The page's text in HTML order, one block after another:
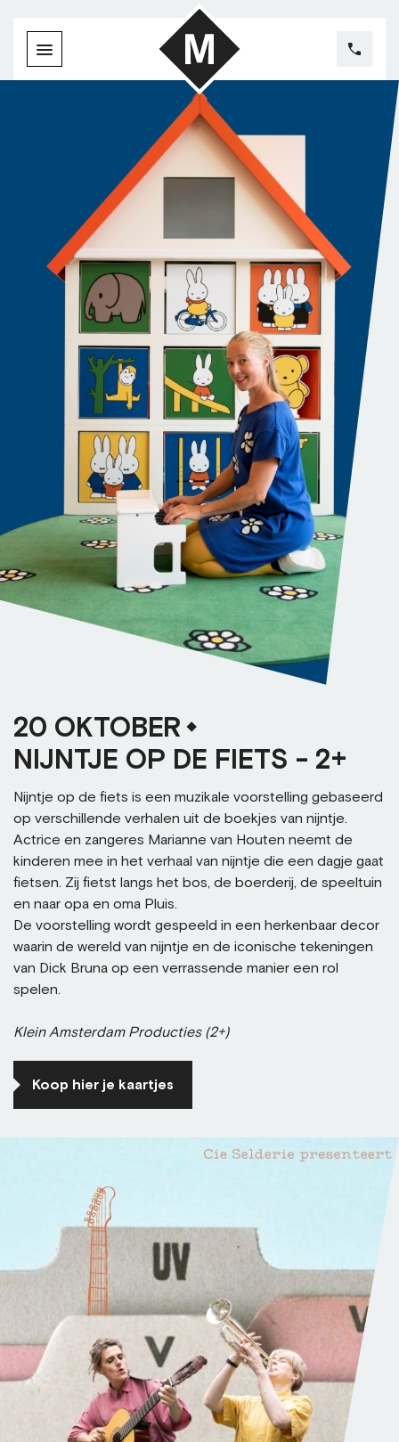
20 OKTOBER
NIJNTJE OP DE FIETS - 2+
Nijntje op de fiets is een muzikale voorstelling gebaseerd
op verschillende verhalen uit de boekjes van nijntje.
Actrice en zangeres Marianne van Houten neemt de
kinderen mee in het verhaal van nijntje die een dagje gaat
fietsen. Zij fietst langs het bos, de boerderij, de speeltuin
en naar opa en oma Pluis.
De voorstelling wordt gespeeld in een herkenbaar decor
waarin de wereld van nijntje en de iconische tekeningen
van Dick Bruna op een verrassende manier een rol
spelen.
Klein Amsterdam Producties (2+)
Koop hier je kaartjes